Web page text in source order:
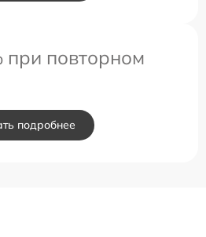
при повторном
подробнее